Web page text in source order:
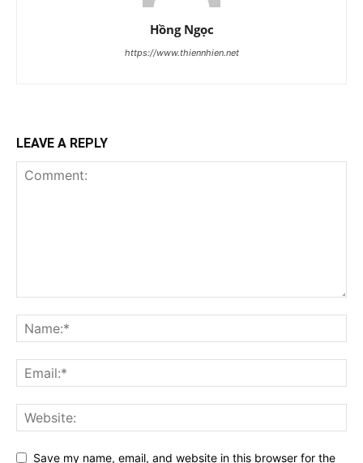
Hồng Ngọc
https://www.thiennhien.net
LEAVE A REPLY
Save my name, email, and website in this browser for the